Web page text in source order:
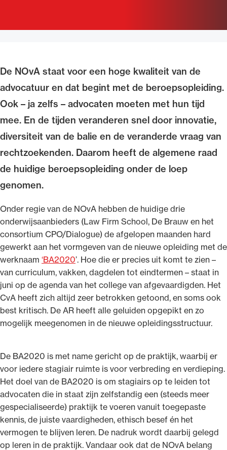
De NOvA staat voor een hoge kwaliteit van de
advocatuur en dat begint met de beroepsopleiding.
Ook – ja zelfs – advocaten moeten met hun tijd
mee. En de tijden veranderen snel door innovatie,
diversiteit van de balie en de veranderde vraag van
rechtzoekenden. Daarom heeft de algemene raad
de huidige beroepsopleiding onder de loep
genomen.
Onder regie van de NOvA hebben de huidige drie
onderwijsaanbieders (Law Firm School, De Brauw en het
consortium CPO/Dialogue) de afgelopen maanden hard
gewerkt aan het vormgeven van de nieuwe opleiding met de
werknaam ‘BA2020’. Hoe die er precies uit komt te zien –
van curriculum, vakken, dagdelen tot eindtermen – staat in
juni op de agenda van het college van afgevaardigden. Het
CvA heeft zich altijd zeer betrokken getoond, en soms ook
best kritisch. De AR heeft alle geluiden opgepikt en zo
mogelijk meegenomen in de nieuwe opleidingsstructuur.
De BA2020 is met name gericht op de praktijk, waarbij er
voor iedere stagiair ruimte is voor verbreding en verdieping.
Het doel van de BA2020 is om stagiairs op te leiden tot
advocaten die in staat zijn zelfstandig een (steeds meer
gespecialiseerde) praktijk te voeren vanuit toegepaste
kennis, de juiste vaardigheden, ethisch besef én het
vermogen te blijven leren. De nadruk wordt daarbij gelegd
op leren in de praktijk. Vandaar ook dat de NOvA belang
Alle wet- en regelgeving voor de advocatuur.
Van de Advocatenwet tot de Verordening op
de advocatuur (Voda) en de Regeling op de
advocatuur (Roda).
Ondersteuning voor advocaten bij hun
beroepsuitoefening: van de advocatenpas tot
het rechtsgebiedenregister en
geheimhoudernummers.